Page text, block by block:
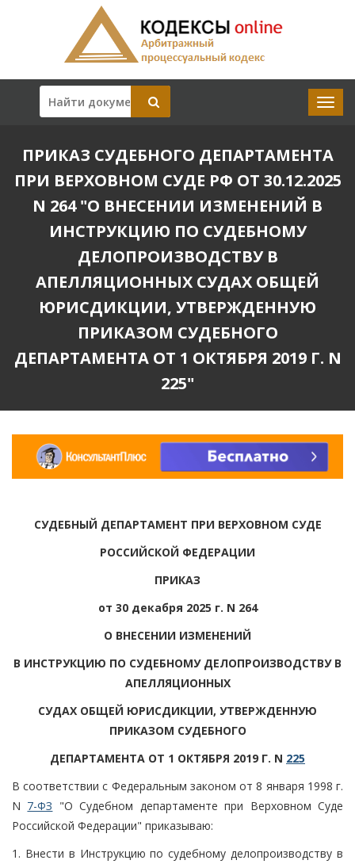
ПРИКАЗ СУДЕБНОГО ДЕПАРТАМЕНТА
ПРИ ВЕРХОВНОМ СУДЕ РФ ОТ 30.12.2025
N 264 "О ВНЕСЕНИИ ИЗМЕНЕНИЙ В
ИНСТРУКЦИЮ ПО СУДЕБНОМУ
ДЕЛОПРОИЗВОДСТВУ В
АПЕЛЛЯЦИОННЫХ СУДАХ ОБЩЕЙ
ЮРИСДИКЦИИ, УТВЕРЖДЕННУЮ
ПРИКАЗОМ СУДЕБНОГО
ДЕПАРТАМЕНТА ОТ 1 ОКТЯБРЯ 2019 Г. N
225"
СУДЕБНЫЙ ДЕПАРТАМЕНТ ПРИ ВЕРХОВНОМ СУДЕ
РОССИЙСКОЙ ФЕДЕРАЦИИ
ПРИКАЗ
от 30 декабря 2025 г. N 264
О ВНЕСЕНИИ ИЗМЕНЕНИЙ
В ИНСТРУКЦИЮ ПО СУДЕБНОМУ ДЕЛОПРОИЗВОДСТВУ В
АПЕЛЛЯЦИОННЫХ
СУДАХ ОБЩЕЙ ЮРИСДИКЦИИ, УТВЕРЖДЕННУЮ
ПРИКАЗОМ СУДЕБНОГО
ДЕПАРТАМЕНТА ОТ 1 ОКТЯБРЯ 2019 Г. N 225
В соответствии с Федеральным законом от 8 января 1998 г.
N 7-ФЗ "О Судебном департаменте при Верховном Суде
Российской Федерации" приказываю:
1. Внести в Инструкцию по судебному делопроизводству в